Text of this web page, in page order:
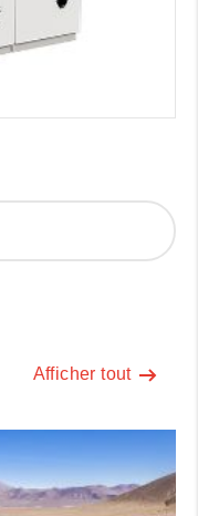
Afficher tout